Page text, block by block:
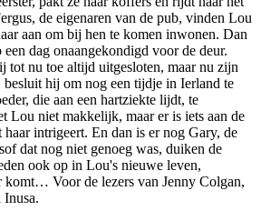
de eigenaren van de pub, vinden Lou
aan om bij hen te komen inwonen. Dan
een dag onaangekondigd voor de deur.
tot nu toe altijd uitgesloten, maar nu zijn
hij om nog een tijdje in Ierland te
die aan een hartziekte lijdt, te
Lou niet makkelijk, maar er is iets aan de
intrigeert. En dan is er nog Gary, de
dat nog niet genoeg was, duiken de
ook op in Lou's nieuwe leven,
komt… Voor de lezers van Jenny Colgan,